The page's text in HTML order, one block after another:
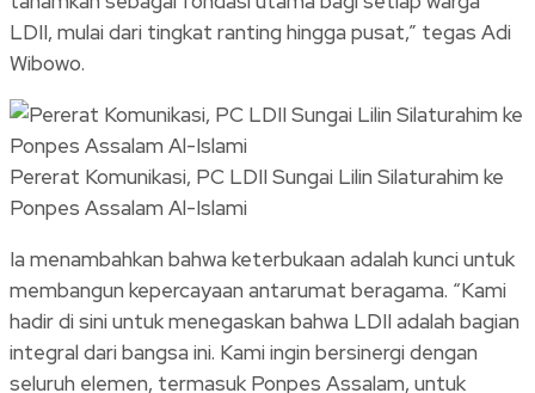
LDII, mulai dari tingkat ranting hingga pusat,” tegas Adi
Wibowo.
Pererat Komunikasi, PC LDII Sungai Lilin Silaturahim ke
Ponpes Assalam Al-Islami
Ia menambahkan bahwa keterbukaan adalah kunci untuk
membangun kepercayaan antarumat beragama. “Kami
hadir di sini untuk menegaskan bahwa LDII adalah bagian
integral dari bangsa ini. Kami ingin bersinergi dengan
seluruh elemen, termasuk Ponpes Assalam, untuk